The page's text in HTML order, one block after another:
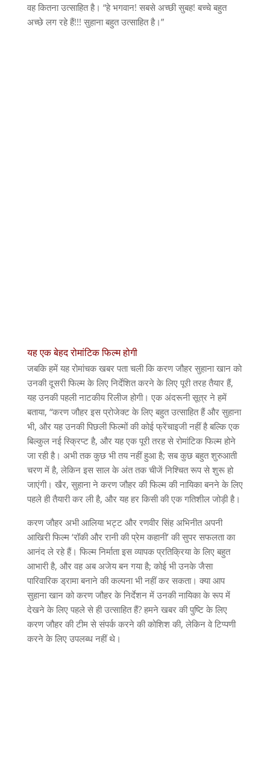
वह कितना उत्साहित है। “हे भगवान! सबसे अच्छी सुबह! बच्चे बहुत
अच्छे लग रहे हैं!!! सुहाना बहुत उत्साहित है।”
यह एक बेहद रोमांटिक फिल्म होगी
जबकि हमें यह रोमांचक खबर पता चली कि करण जौहर सुहाना खान को
उनकी दूसरी फिल्म के लिए निर्देशित करने के लिए पूरी तरह तैयार हैं,
यह उनकी पहली नाटकीय रिलीज होगी। एक अंदरूनी सूत्र ने हमें
बताया, “करण जौहर इस प्रोजेक्ट के लिए बहुत उत्साहित हैं और सुहाना
भी, और यह उनकी पिछली फिल्मों की कोई फ्रेंचाइजी नहीं है बल्कि एक
बिल्कुल नई स्क्रिप्ट है, और यह एक पूरी तरह से रोमांटिक फिल्म होने
जा रही है। अभी तक कुछ भी तय नहीं हुआ है; सब कुछ बहुत शुरुआती
चरण में है, लेकिन इस साल के अंत तक चीजें निश्चित रूप से शुरू हो
जाएंगी। खैर, सुहाना ने करण जौहर की फिल्म की नायिका बनने के लिए
पहले ही तैयारी कर ली है, और यह हर किसी की एक गतिशील जोड़ी है।
करण जौहर अभी आलिया भट्ट और रणवीर सिंह अभिनीत अपनी
आखिरी फिल्म ‘रॉकी और रानी की प्रेम कहानी’ की सुपर सफलता का
आनंद ले रहे हैं। फिल्म निर्माता इस व्यापक प्रतिक्रिया के लिए बहुत
आभारी है, और वह अब अजेय बन गया है; कोई भी उनके जैसा
पारिवारिक ड्रामा बनाने की कल्पना भी नहीं कर सकता। क्या आप
सुहाना खान को करण जौहर के निर्देशन में उनकी नायिका के रूप में
देखने के लिए पहले से ही उत्साहित हैं? हमने खबर की पुष्टि के लिए
करण जौहर की टीम से संपर्क करने की कोशिश की, लेकिन वे टिप्पणी
करने के लिए उपलब्ध नहीं थे।